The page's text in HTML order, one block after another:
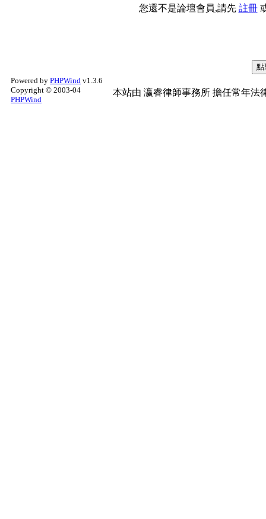
您還不是論壇會員,請先 註冊
Powered by PHPWind v1.3.6
Copyright © 2003-04
PHPWind
本站由 瀛睿律師事務所 擔任常年法